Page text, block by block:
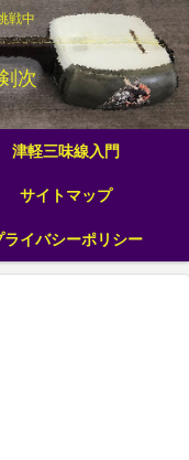
戦中
次
津軽三味線入門
サイトマップ
ライバシーポリシー